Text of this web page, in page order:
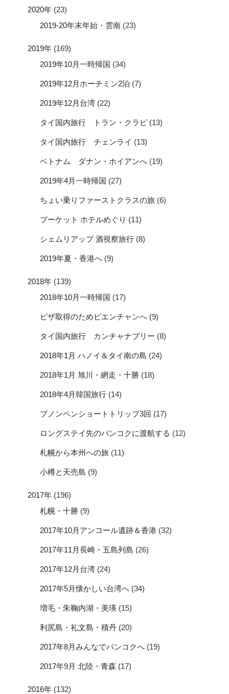
2020年 (23)
2019-20年末年始・雲南 (23)
2019年 (169)
2019年10月一時帰国 (34)
2019年12月ホーチミン2泊 (7)
2019年12月台湾 (22)
タイ国内旅行 トラン・クラビ (13)
タイ国内旅行 チェンライ (13)
ベトナム ダナン・ホイアンへ (19)
2019年4月一時帰国 (27)
ちょい乗りファーストクラスの旅 (6)
プーケット ホテルめぐり (11)
シェムリアップ 酒視察旅行 (8)
2019年夏・香港へ (9)
2018年 (139)
2018年10月一時帰国 (17)
ビザ取得のためビエンチャンへ (9)
タイ国内旅行 カンチャナブリー (8)
2018年1月 ハノイ＆タイ南の島 (24)
2018年1月 旭川・網走・十勝 (18)
2018年4月韓国旅行 (14)
プノンペンショートトリップ3回 (17)
ロングステイ先のバンコクに渡航する (12)
札幌から本州への旅 (11)
小樽と天売島 (9)
2017年 (196)
札幌・十勝 (9)
2017年10月アンコール遺跡＆香港 (32)
2017年11月長崎・五島列島 (26)
2017年12月台湾 (24)
2017年5月懐かしい台湾へ (34)
増毛・朱鞠内湖・美瑛 (15)
利尻島・礼文島・積丹 (20)
2017年8月みんなでバンコクへ (19)
2017年9月 北陸・青森 (17)
2016年 (132)